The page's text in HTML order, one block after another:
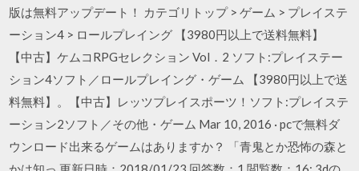
版は無料アップデート！ カテゴリトップ > ゲーム > プレイステ
ーション4 > ロールプレイング 【3980円以上で送料無料】
【中古】ケムコRPGセレクション Vol．2 ソフト:プレイステー
ション4ソフト／ロールプレイング・ゲーム 【3980円以上で送
料無料】。【中古】レッツプレイスポーツ！ソフト:プレイステ
ーション2ソフト／その他・ゲーム Mar 10, 2016 · pcで無料ダ
ウンロード出来るゲームはありますか？ 「青鬼とか恐怖の森と